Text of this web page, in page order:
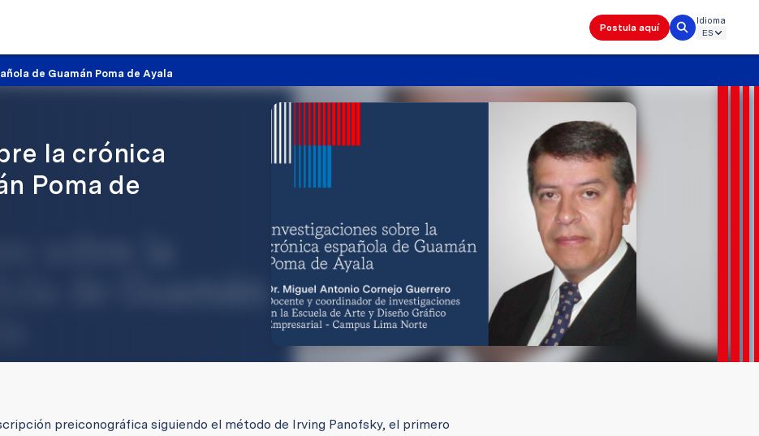
Postula aquí
Idioma
de Guamán Poma de Ayala
la crónica
Poma de
preiconográfica siguiendo el método de Irving Panofsky, el primero